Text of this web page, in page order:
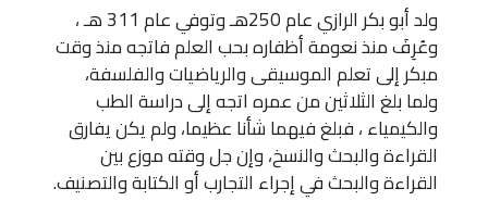
ولد أبو بكر الرازي عام 250هـ وتوفي عام 311 هـ ،
وعُرِفَ منذ نعومة أظفاره بحب العلم فاتجه منذ وقت
مبكر إلى تعلم الموسيقى والرياضيات والفلسفة،
ولما بلغ الثلاثين من عمره اتجه إلى دراسة الطب
والكيمياء ، فبلغ فيهما شأنا عظيما، ولم يكن يفارق
القراءة والبحث والنسخ، وإن جل وقته موزع بين
القراءة والبحث في إجراء التجارب أو الكتابة والتصنيف.